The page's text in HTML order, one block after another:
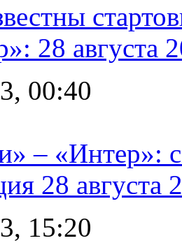
28 августа
00:40
– «Интер»:
28 августа
15:20